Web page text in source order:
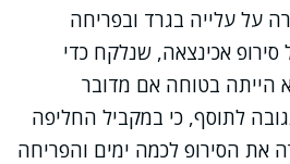
ה-40 סיפרה על עלייה בגרד ובפריחה
סירופ אכינצאה, שנלקח כדי
הייתה בטוחה אם מדובר
לתוסף, כי במקביל החליפה
את הסירופ לכמה ימים והפריחה